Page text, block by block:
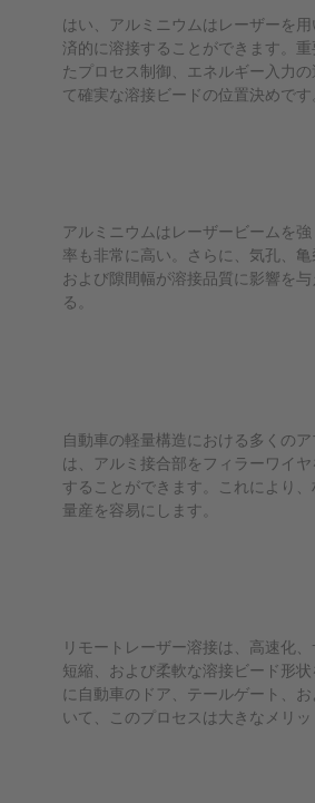
はい、アルミニウムはレーザーを
済的に溶接することができます。
たプロセス制御、エネルギー入力
て確実な溶接ビードの位置決めです
アルミニウムはレーザービームを
率も非常に高い。さらに、気孔、亀
および隙間幅が溶接品質に影響を
る。
自動車の軽量構造における多くの
は、アルミ接合部をフィラーワイ
することができます。これにより、
量産を容易にします。
リモートレーザー溶接は、高速化
短縮、および柔軟な溶接ビード形
に自動車のドア、テールゲート、
いて、このプロセスは大きなメリッ